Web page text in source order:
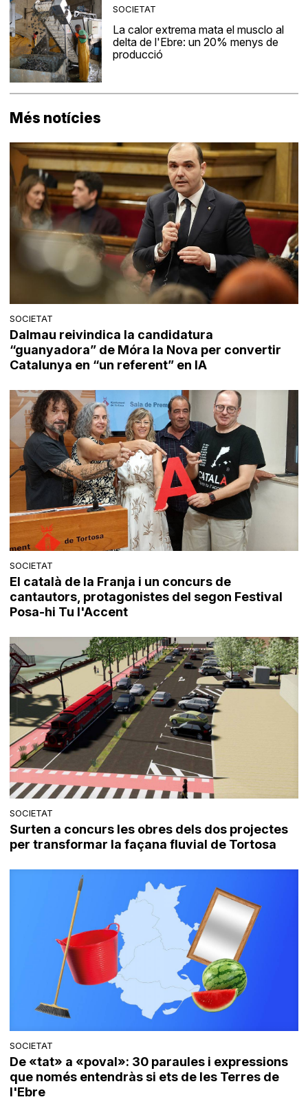
SOCIETAT
La calor extrema mata el musclo al
delta de l'Ebre: un 20% menys de
producció
Més notícies
SOCIETAT
Dalmau reivindica la candidatura
“guanyadora” de Móra la Nova per convertir
Catalunya en “un referent” en IA
SOCIETAT
El català de la Franja i un concurs de
cantautors, protagonistes del segon Festival
Posa-hi Tu l'Accent
SOCIETAT
Surten a concurs les obres dels dos projectes
per transformar la façana fluvial de Tortosa
SOCIETAT
De «tat» a «poval»: 30 paraules i expressions
que només entendràs si ets de les Terres de
l'Ebre